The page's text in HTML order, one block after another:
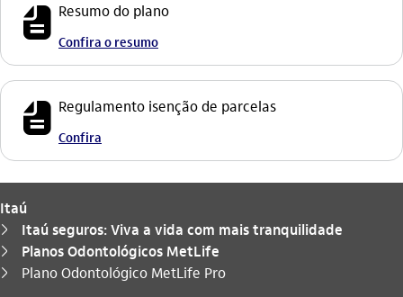
icon-itaufonts_fatura Resumo do plano
Confira o resumo
icon-itaufonts_fatura Regulamento isenção de parcelas
Confira
Itaú
seta_direita Itaú seguros: Viva a vida com mais tranquilidade
seta_direita Planos Odontológicos MetLife
seta_direita
Você está aqui:
Plano Odontológico MetLife Pro